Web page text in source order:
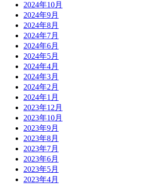
2024年10月
2024年9月
2024年8月
2024年7月
2024年6月
2024年5月
2024年4月
2024年3月
2024年2月
2024年1月
2023年12月
2023年10月
2023年9月
2023年8月
2023年7月
2023年6月
2023年5月
2023年4月